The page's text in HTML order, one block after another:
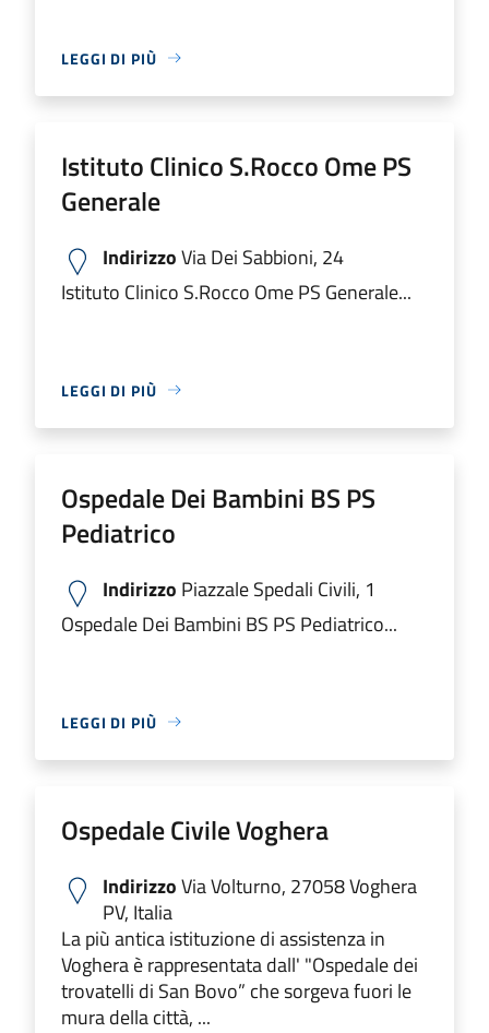
LEGGI DI PIÙ
Istituto Clinico S.Rocco Ome PS
Generale
IndirizzoVia Dei Sabbioni, 24
Istituto Clinico S.Rocco Ome PS Generale...
LEGGI DI PIÙ
Ospedale Dei Bambini BS PS
Pediatrico
Indirizzo Piazzale Spedali Civili, 1
Ospedale Dei Bambini BS PS Pediatrico...
LEGGI DI PIÙ
Ospedale Civile Voghera
IndirizzoVia Volturno, 27058 Voghera
PV, Italia
La più antica istituzione di assistenza in
Voghera è rappresentata dall' "Ospedale dei
trovatelli di San Bovo” che sorgeva fuori le
mura della città, ...